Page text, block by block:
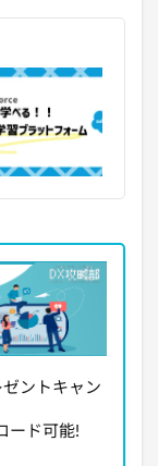
ントキャン
ード可能!